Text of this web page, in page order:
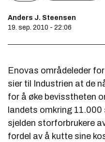
Anders J. Steensen
19. sep. 2010 - 22:06
Enovas områdeleder
sier til Industrien at de
for å øke bevisstheten
landets omkring
sjelden storforbrukere
fordel av å kutte sine